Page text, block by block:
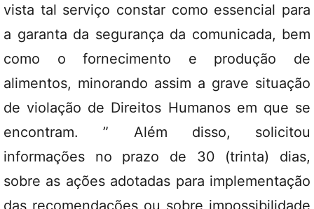
vista tal serviço constar como essencial para
a garanta da segurança da comunicada, bem
como o fornecimento e produção de
alimentos, minorando assim a grave situação
de violação de Direitos Humanos em que se
encontram. ” Além disso, solicitou
informações no prazo de 30 (trinta) dias,
sobre as ações adotadas para implementação
das recomendações ou sobre impossibilidade